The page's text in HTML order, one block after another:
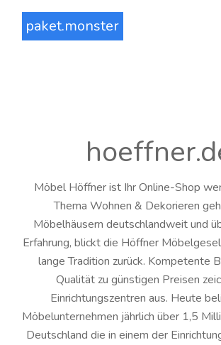
paket.monster
Möbel Höffner ist Ihr Online-Shop
Thema Wohnen & Dekorieren
Möbelhäusern deutschlandweit und
Erfahrung, blickt die Höffner
lange Tradition zurück. Kompetente
Qualität zu günstigen Preisen
Einrichtungszentren aus. Heute
Möbelunternehmen jährlich über 1,5
Deutschland die in einem der